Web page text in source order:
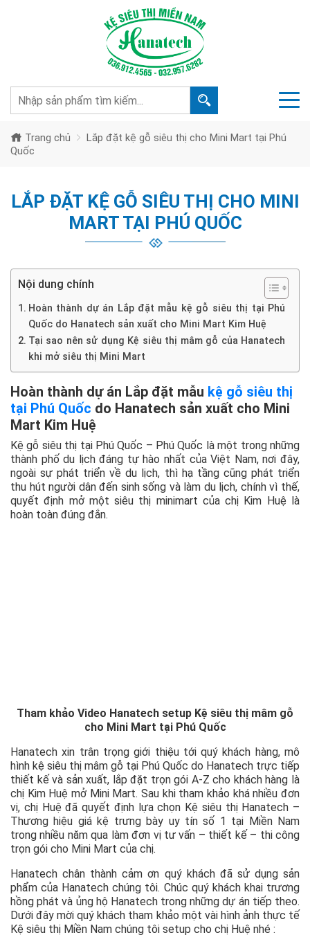
Trang chủ
Lắp đặt kệ gỗ siêu thị cho Mini Mart tại Phú
Quốc
LẮP ĐẶT KỆ GỖ SIÊU THỊ CHO MINI
MART TẠI PHÚ QUỐC
Nội dung chính
Hoàn thành dự án Lắp đặt mẫu kệ gỗ siêu thị tại Phú
Quốc do Hanatech sản xuất cho Mini Mart Kim Huệ
Tại sao nên sử dụng Kệ siêu thị mâm gỗ của Hanatech
khi mở siêu thị Mini Mart
Hoàn thành dự án Lắp đặt mẫu kệ gỗ siêu thị
tại Phú Quốc do Hanatech sản xuất cho Mini
Mart Kim Huệ
Kệ gỗ siêu thị tại Phú Quốc – Phú Quốc là một trong những
thành phố du lịch đáng tự hào nhất của Việt Nam, nơi đây,
ngoài sự phát triển về du lịch, thì hạ tầng cũng phát triển
thu hút người dân đến sinh sống và làm du lịch, chính vì thế,
quyết định mở một siêu thị minimart của chị Kim Huệ là
hoàn toàn đúng đắn.
Tham khảo Video Hanatech setup Kệ siêu thị mâm gỗ
cho Mini Mart tại Phú Quốc
Hanatech xin trân trọng giới thiệu tới quý khách hàng, mô
hình kệ siêu thị mâm gỗ tại Phú Quốc do Hanatech trực tiếp
thiết kế và sản xuất, lắp đặt trọn gói A-Z cho khách hàng là
chị Kim Huệ mở Mini Mart. Sau khi tham khảo khá nhiều đơn
vị, chị Huệ đã quyết định lựa chọn Kệ siêu thị Hanatech –
Thương hiệu giá kệ trưng bày uy tín số 1 tại Miền Nam
trong nhiều năm qua làm đơn vị tư vấn – thiết kế – thi công
trọn gói cho Mini Mart của chị.
Hanatech chân thành cảm ơn quý khách đã sử dụng sản
phẩm của Hanatech chúng tôi. Chúc quý khách khai trương
hồng phát và ủng hộ Hanatech trong những dự án tiếp theo.
Dưới đây mời quý khách tham khảo một vài hình ảnh thực tế
Kệ siêu thị Miền Nam chúng tôi setup cho chị Huệ nhé :